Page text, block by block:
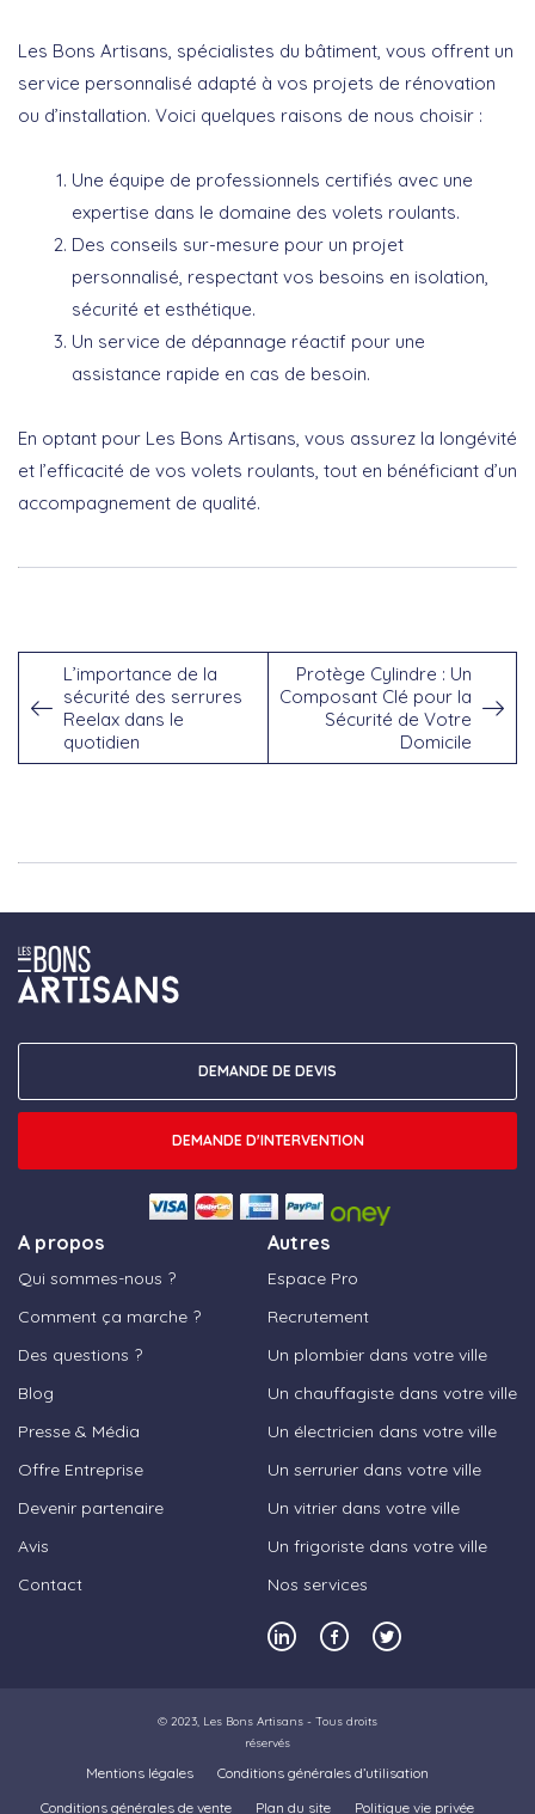
Les Bons Artisans, spécialistes du bâtiment, vous offrent un
service personnalisé adapté à vos projets de rénovation
ou d’installation. Voici quelques raisons de nous choisir :
Une équipe de professionnels certifiés avec une
expertise dans le domaine des volets roulants.
Des conseils sur-mesure pour un projet
personnalisé, respectant vos besoins en isolation,
sécurité et esthétique.
Un service de dépannage réactif pour une
assistance rapide en cas de besoin.
En optant pour Les Bons Artisans, vous assurez la longévité
et l’efficacité de vos volets roulants, tout en bénéficiant d’un
accompagnement de qualité.
L’importance de la
sécurité des serrures
Reelax dans le
quotidien
Protège Cylindre : Un
Composant Clé pour la
Sécurité de Votre
Domicile
A propos
Qui sommes-nous ?
Comment ça marche ?
Des questions ?
Blog
Presse & Média
Offre Entreprise
Devenir partenaire
Avis
Contact
Autres
Espace Pro
Recrutement
Un plombier dans votre ville
Un chauffagiste dans votre ville
Un électricien dans votre ville
Un serrurier dans votre ville
Un vitrier dans votre ville
Un frigoriste dans votre ville
Nos services
DEMANDE DE DEVIS
DEMANDE D'INTERVENTION
© 2023, Les Bons Artisans - Tous droits
réservés
Mentions légales
Conditions générales d’utilisation
Conditions générales de vente
Plan du site Politique vie privée